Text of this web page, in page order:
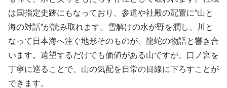
は国指定史跡にもなっており、参道や社殿の配置に“山と
海の対話”が読み取れます。雪解けの水が野を潤し、川と
なって日本海へ注ぐ地形そのものが、龍蛇の物語と響き合
います。遠望するだけでも価値がある山ですが、口ノ宮を
丁寧に巡ることで、山の気配を日常の目線に下ろすことが
できます。